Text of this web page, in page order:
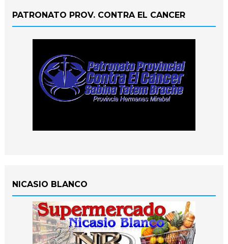
PATRONATO PROV. CONTRA EL CANCER
NICASIO BLANCO